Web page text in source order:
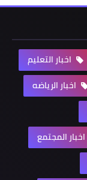
اخبار التعليم
اخبار الرياضه
اخبار المجتمع